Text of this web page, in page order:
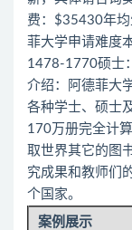
费：$35430年
菲大学申请难度
1478-1770硕士
介绍：阿德菲大
各种学士、硕士
170万册完全计
取世界其它的图
究成果和教师们
个国家。
案例展示